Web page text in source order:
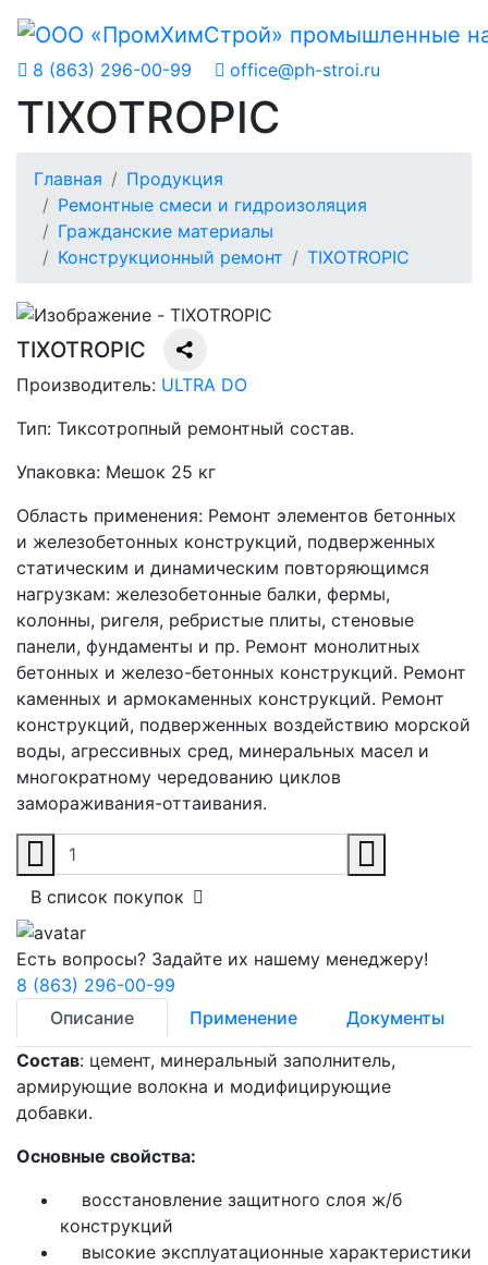
8 (863) 296-00-99 office@ph-stroi.ru
TIXOTROPIC
Главная
Продукция
Ремонтные смеси и гидроизоляция
Гражданские материалы
Конструкционный ремонт
TIXOTROPIC
TIXOTROPIC
Производитель: ULTRA DO
Тип: Тиксотропный ремонтный состав.
Упаковка: Мешок 25 кг
Область применения: Ремонт элементов бетонных
и железобетонных конструкций, подверженных
статическим и динамическим повторяющимся
нагрузкам: железобетонные балки, фермы,
колонны, ригеля, ребристые плиты, стеновые
панели, фундаменты и пр. Ремонт монолитных
бетонных и железо-бетонных конструкций. Ремонт
каменных и армокаменных конструкций. Ремонт
конструкций, подверженных воздействию морской
воды, агрессивных сред, минеральных масел и
многократному чередованию циклов
замораживания-оттаивания.
В список покупок
Есть вопросы? Задайте их нашему менеджеру!
8 (863) 296-00-99
Описание
Применение
Документы
Состав: цемент, минеральный заполнитель,
армирующие волокна и модифицирующие
добавки.
Основные свойства:
восстановление защитного слоя ж/б
конструкций
высокие эксплуатационные характеристики